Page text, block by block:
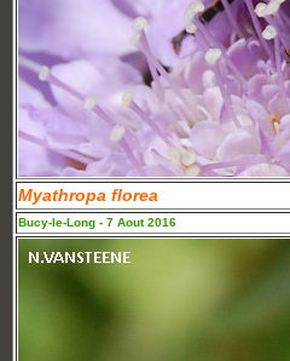
Myathropa florea
Bucy-le-Long - 7 Aout 2016